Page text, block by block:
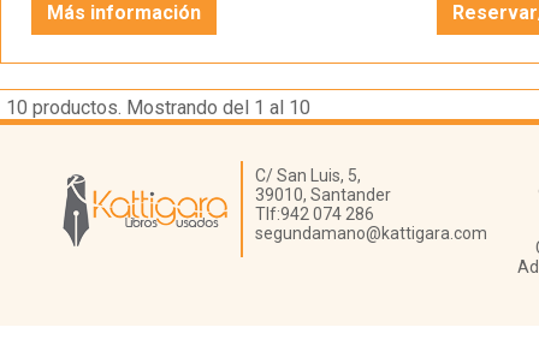
Más información
10 productos. Mostrando del 1 al 10
Librería Kattigara
C/ San Luis, 5,
39010, Santander
Tlf:942 074 286
segundamano@kattigara.com